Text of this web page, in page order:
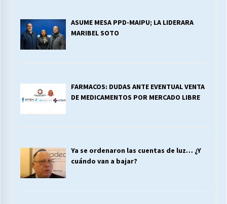
ASUME MESA PPD-MAIPU; LA LIDERARA
MARIBEL SOTO
FARMACOS: DUDAS ANTE EVENTUAL VENTA
DE MEDICAMENTOS POR MERCADO LIBRE
Ya se ordenaron las cuentas de luz… ¿Y
cuándo van a bajar?